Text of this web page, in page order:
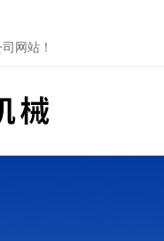
网站！